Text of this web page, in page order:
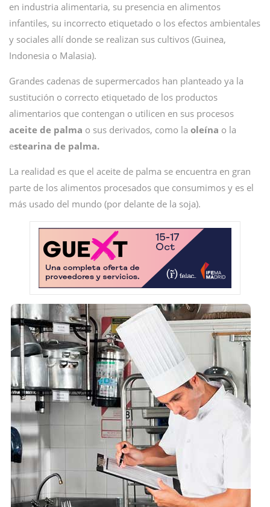
en industria alimentaria, su presencia en alimentos
infantiles, su incorrecto etiquetado o los efectos ambientales
y sociales allí donde se realizan sus cultivos (Guinea,
Indonesia o Malasia).
Grandes cadenas de supermercados han planteado ya la
sustitución o correcto etiquetado de los productos
alimentarios que contengan o utilicen en sus procesos
aceite de palma o sus derivados, como la oleína o la
estearina de palma.
La realidad es que el aceite de palma se encuentra en gran
parte de los alimentos procesados que consumimos y es el
más usado del mundo (por delante de la soja).